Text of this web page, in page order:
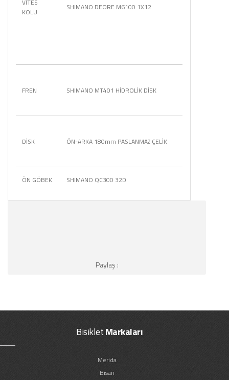
VİTES
KOLU
SHIMANO DEORE M6100 1X12
FREN SHIMANO MT401 HİDROLİK DİSK
DİSK ÖN-ARKA 180mm PASLANMAZ ÇELİK
ÖN GÖBEK SHIMANO QC300 32D
Paylaş :
BisikletMarkaları
Merida
Bisan